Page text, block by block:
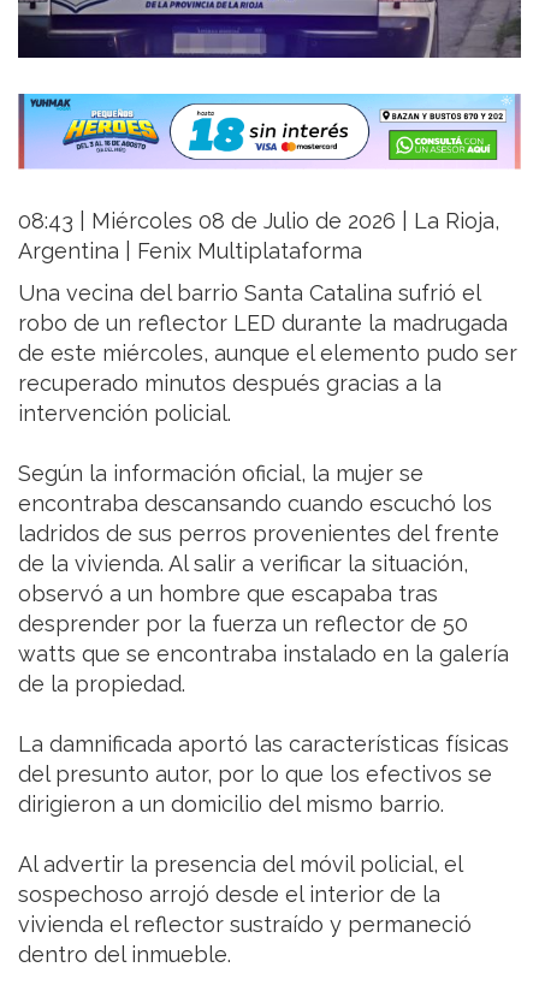
08:43 | Miércoles 08 de Julio de 2026 | La Rioja,
Argentina | Fenix Multiplataforma
Una vecina del barrio Santa Catalina sufrió el
robo de un reflector LED durante la madrugada
de este miércoles, aunque el elemento pudo ser
recuperado minutos después gracias a la
intervención policial.
Según la información oficial, la mujer se
encontraba descansando cuando escuchó los
ladridos de sus perros provenientes del frente
de la vivienda. Al salir a verificar la situación,
observó a un hombre que escapaba tras
desprender por la fuerza un reflector de 50
watts que se encontraba instalado en la galería
de la propiedad.
La damnificada aportó las características físicas
del presunto autor, por lo que los efectivos se
dirigieron a un domicilio del mismo barrio.
Al advertir la presencia del móvil policial, el
sospechoso arrojó desde el interior de la
vivienda el reflector sustraído y permaneció
dentro del inmueble.